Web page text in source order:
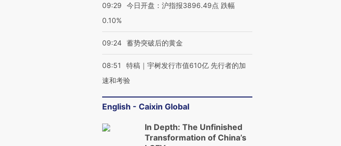
09:29
今日开盘：沪指报3896.49点 跌幅
0.10%
09:24 蓄势突破后的黄金
08:51
特稿｜宇树发行市值610亿 先行者的加
速和考验
English - Caixin Global
In Depth: The Unfinished
Transformation of China’s